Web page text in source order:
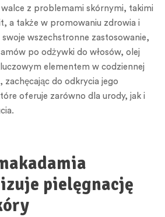
z problemami skórnymi, takimi
a także w promowaniu zdrowia i
swoje wszechstronne zastosowanie,
po odżywki do włosów, olej
elementem w codziennej
zachęcając do odkrycia jego
oferuje zarówno dla urody, jak i
pielęgnację